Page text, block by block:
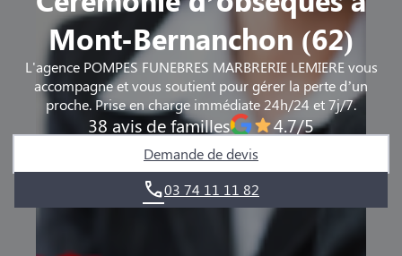
Mont-Bernanchon (62)
L'agence POMPES FUNEBRES MARBRERIE LEMIERE vous
accompagne et vous soutient pour gérer la perte d’un
proche. Prise en charge immédiate 24h/24 et 7j/7.
38 avis de familles 4.7/5
Demande de devis
03 74 11 11 82